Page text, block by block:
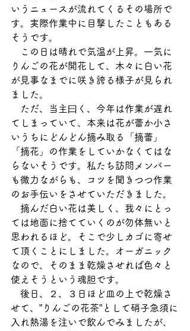
いうニュースが流れてくるその場所で
す。実際作業中に目撃したこともある
そうです。
この日は晴れで気温が上昇。一気に
りんごの花が開花して、木々に白い花
が見事なまでに咲き誇る様子が見られ
ました。
ただ、当主曰く、今年は作業が遅れ
てしまっていて、本来は花が蕾か小さ
いうちにどんどん摘み取る「摘蕾」
「摘花」の作業をしていかなくてはな
らないそうです。私たち訪問メンバー
も微力ながらも、コツを聞きつつ作業
のお手伝いをさせていただきました。
摘んだ白い花は美しく、我々にとっ
ては地面に捨てていくのが勿体無いと
思われるほど。そこで少しカゴに寄せ
て頂くことにしました。オーガニック
なので、そのまま乾燥させれば色々と
使えそうという魂胆です。
後日、２、３日ほど皿の上で乾燥さ
せて、”りんごの花茶”として硝子急須に
入れ熱湯を注いで飲んでみましたが、